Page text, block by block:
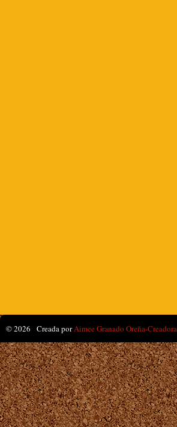
© 2026 Creada porAimee Granado Oreña-Creadora